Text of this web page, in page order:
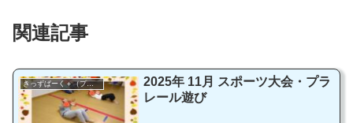
関連記事
きっずぱーく＋（プラス）
2025年 11月 スポーツ大会・プラ
レール遊び